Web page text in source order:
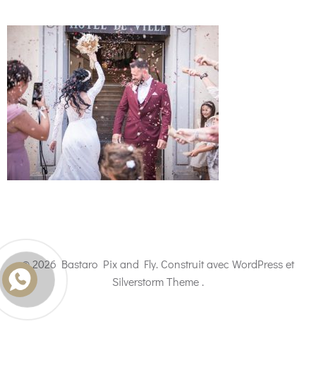
© 2026 Bastaro Pix and Fly. Construit avec WordPress et
Silverstorm Theme .